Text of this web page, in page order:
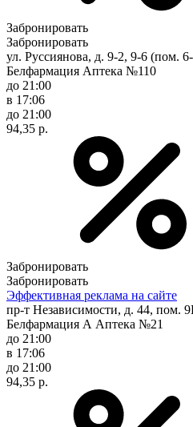
Забронировать
Забронировать
ул. Руссиянова, д. 9-2, 9-6 (пом.
Белфармация Аптека №110
до 21:00
в 17:06
до 21:00
94,35 р.
Забронировать
Забронировать
Эффективная реклама на сайте
пр-т Независимости, д. 44, пом.
Белфармация А Аптека №21
до 21:00
в 17:06
до 21:00
94,35 р.